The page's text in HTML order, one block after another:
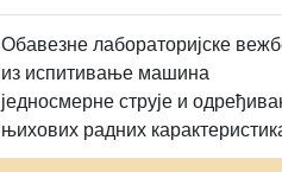
Обавезне лабораторијске
из испитивање машина
једносмерне струје и
њихових радних